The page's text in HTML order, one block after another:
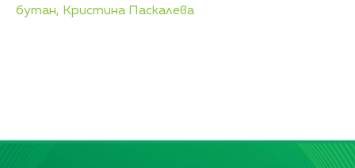
бутан, Кристина Паскалева